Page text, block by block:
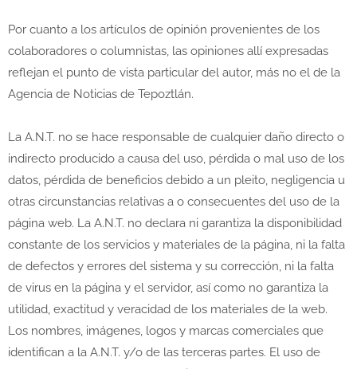
Por cuanto a los artículos de opinión provenientes de los
colaboradores o columnistas, las opiniones allí expresadas
reflejan el punto de vista particular del autor, más no el de la
Agencia de Noticias de Tepoztlán.
La A.N.T. no se hace responsable de cualquier daño directo o
indirecto producido a causa del uso, pérdida o mal uso de los
datos, pérdida de beneficios debido a un pleito, negligencia u
otras circunstancias relativas a o consecuentes del uso de la
página web. La A.N.T. no declara ni garantiza la disponibilidad
constante de los servicios y materiales de la página, ni la falta
de defectos y errores del sistema y su corrección, ni la falta
de virus en la página y el servidor, así como no garantiza la
utilidad, exactitud y veracidad de los materiales de la web.
Los nombres, imágenes, logos y marcas comerciales que
identifican a la A.N.T. y/o de las terceras partes. El uso de